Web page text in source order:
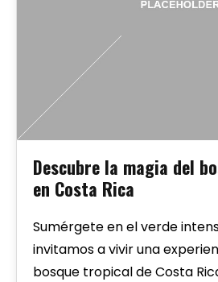
Descubre la magia del
en Costa Rica
Sumérgete en el verde
invitamos a vivir una
bosque tropical de Costa